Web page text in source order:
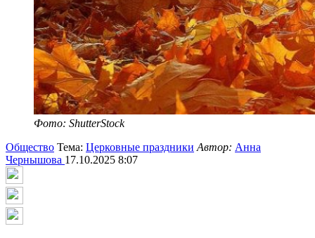
Фото: ShutterStock
Общество Тема: Церковные праздники Автор: Анна
Чернышова 17.10.2025 8:07